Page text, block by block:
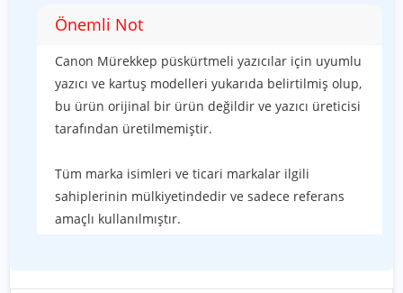
Önemli Not
Canon Mürekkep püskürtmeli yazıcılar için uyumlu
yazıcı ve kartuş modelleri yukarıda belirtilmiş olup,
bu ürün orijinal bir ürün değildir ve yazıcı üreticisi
tarafından üretilmemiştir.
Tüm marka isimleri ve ticari markalar ilgili
sahiplerinin mülkiyetindedir ve sadece referans
amaçlı kullanılmıştır.